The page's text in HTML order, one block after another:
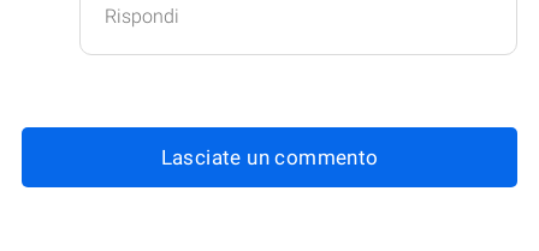
Rispondi
Lasciate un commento